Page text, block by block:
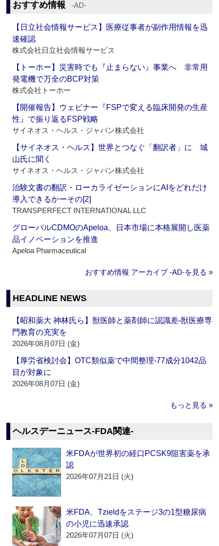
おすすめ情報 ‐AD‐
【日立社会情報サービス】医療従事者が副作用情報を迅
速確認
株式会社日立社会情報サービス
【トーホー】災害時でも『止まらない』事業へ 非常用
発電機で万全のBCP対策
株式会社トーホー
【開催報告】ウェビナー『FSPで変える臨床開発の生産
性』で振り返るFSP戦略
サイネオス・ヘルス・ジャパン株式会社
【サイネオス・ヘルス】世界とつなぐ「翻訳者」に 城
山氏に聞く
サイネオス・ヘルス・ジャパン株式会社
治験文書の翻訳・ローカライゼーションにAIをどれだけ
導入できるかーその[2]
TRANSPERFECT INTERNATIONAL LLC
グローバルCDMOのApeloa、日本市場に本格展開し医薬
品イノベーションを推進
Apeloa Pharmaceutical
おすすめ情報 アーカイブ ‐AD‐を見る »
HEADLINE NEWS
【昭和薬大 神林氏ら】獣医師と薬剤師に認識差‐獣医療専
門教育の充実を
2026年08月07日 (金)
【厚労省検討会】OTC類似薬で中間整理‐77成分1042品
目が対象に
2026年08月07日 (金)
もっと見る »
ヘルスデーニュース‐FDA関連‐
米FDAが世界初の経口PCSK9阻害薬を承
認
2026年07月21日 (火)
米FDA、Tzieldをステージ3の1型糖尿病
の小児に迅速承認
2026年07月07日 (火)